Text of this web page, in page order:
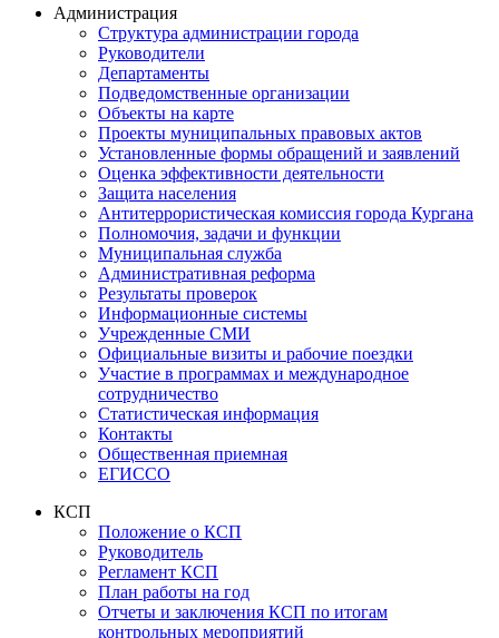
Администрация
Структура администрации города
Руководители
Департаменты
Подведомственные организации
Объекты на карте
Проекты муниципальных правовых актов
Установленные формы обращений и заявлений
Оценка эффективности деятельности
Защита населения
Антитеррористическая комиссия города Кургана
Полномочия, задачи и функции
Муниципальная служба
Административная реформа
Результаты проверок
Информационные системы
Учрежденные СМИ
Официальные визиты и рабочие поездки
Участие в программах и международное
сотрудничество
Статистическая информация
Контакты
Общественная приемная
ЕГИССО
КСП
Положение о КСП
Руководитель
Регламент КСП
План работы на год
Отчеты и заключения КСП по итогам
контрольных мероприятий